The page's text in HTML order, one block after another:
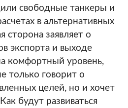
свободные танкеры и
в альтернативных
сторона заявляет о
экспорта и выходе
комфортный уровень,
только говорит о
целей, но и хочет
будут развиваться